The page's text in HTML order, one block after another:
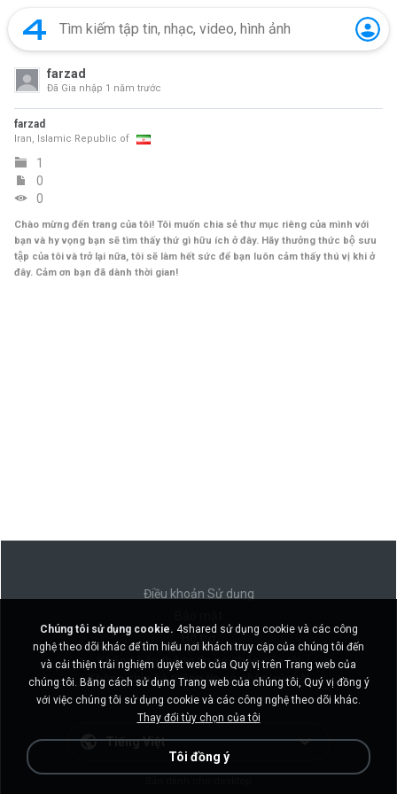
farzad
Đã Gia nhập 1 năm trước
farzad
Iran, Islamic Republic of
1
0
0
Chào mừng đến trang của tôi! Tôi muốn chia sẻ thư mục riêng của mình với
bạn và hy vọng bạn sẽ tìm thấy thứ gì hữu ích ở đây. Hãy thưởng thức bộ sưu
tập của tôi và trở lại nữa, tôi sẽ làm hết sức để bạn luôn cảm thấy thú vị khi ở
đây. Cảm ơn bạn đã dành thời gian!
Điều khoản Sử dụng
Không bán thông tin cá nhân của tôi
Không chia sẻ thông tin cá nhân của tôi
Tiếng Việt
Chúng tôi sử dụng cookie. 4shared sử dụng cookie và các công
nghệ theo dõi khác để tìm hiểu nơi khách truy cập của chúng tôi đến
và cải thiện trải nghiệm duyệt web của Quý vị trên Trang web của
chúng tôi. Bằng cách sử dụng Trang web của chúng tôi, Quý vị đồng ý
với việc chúng tôi sử dụng cookie và các công nghệ theo dõi khác.
Thay đổi tùy chọn của tôi
Tôi đồng ý